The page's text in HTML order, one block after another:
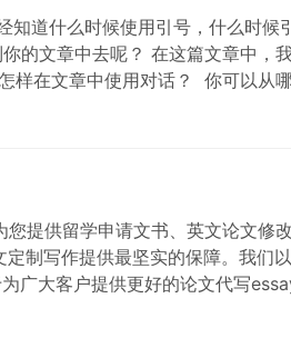
知道什么时候使用引号，什么时候
的文章中去呢？ 在这篇文章中，
在文章中使用对话？ 你可以从
提供留学申请文书、英文论文修
制写作提供最坚实的保障。我们
广大客户提供更好的论文代写